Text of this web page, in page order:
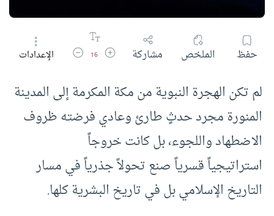
حفظ الملخص مشاركة زيادة حجم الخط
16 تقليل حجم الخط
الإعدادات
لم تكن الهجرة النبوية من مكة المكرمة إلى المدينة
المنورة مجرد حدثٍ طارئ وعادي فرضته ظروف
الاضطهاد واللجوء، بل كانت خروجاً
استراتيجياً قسرياً صنع تحولاً جذرياً في مسار
التاريخ الإسلامي بل في تاريخ البشرية كلها.